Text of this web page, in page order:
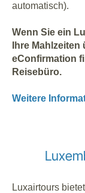
automatisch).
Wenn Sie ein
Ihre
eConfirmation
Reisebüro.
Weitere
Luxairtours